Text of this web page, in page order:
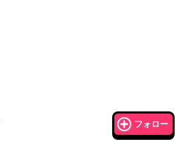
フォロー